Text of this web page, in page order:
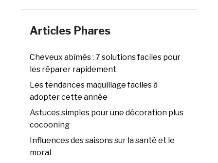
Articles Phares
Cheveux abîmés : 7 solutions faciles pour
les réparer rapidement
Les tendances maquillage faciles à
adopter cette année
Astuces simples pour une décoration plus
cocooning
Influences des saisons sur la santé et le
moral